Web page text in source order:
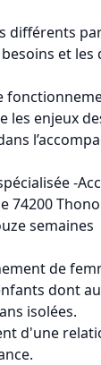
différents
et les
les enjeux
-
74200
semaines
de
dont
isolées.
d'une